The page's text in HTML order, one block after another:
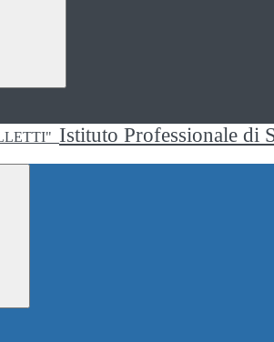
Istituto Professionale di